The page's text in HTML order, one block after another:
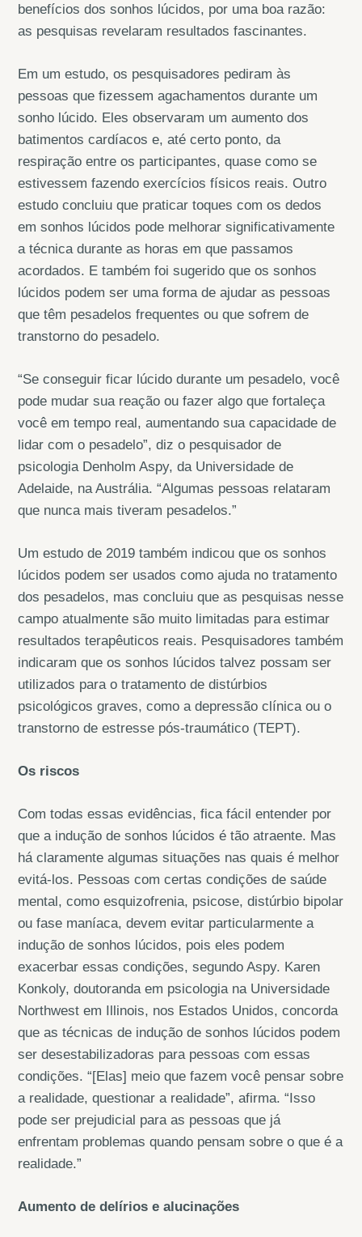
benefícios dos sonhos lúcidos, por uma boa razão:
as pesquisas revelaram resultados fascinantes.
Em um estudo, os pesquisadores pediram às
pessoas que fizessem agachamentos durante um
sonho lúcido. Eles observaram um aumento dos
batimentos cardíacos e, até certo ponto, da
respiração entre os participantes, quase como se
estivessem fazendo exercícios físicos reais. Outro
estudo concluiu que praticar toques com os dedos
em sonhos lúcidos pode melhorar significativamente
a técnica durante as horas em que passamos
acordados. E também foi sugerido que os sonhos
lúcidos podem ser uma forma de ajudar as pessoas
que têm pesadelos frequentes ou que sofrem de
transtorno do pesadelo.
“Se conseguir ficar lúcido durante um pesadelo, você
pode mudar sua reação ou fazer algo que fortaleça
você em tempo real, aumentando sua capacidade de
lidar com o pesadelo”, diz o pesquisador de
psicologia Denholm Aspy, da Universidade de
Adelaide, na Austrália. “Algumas pessoas relataram
que nunca mais tiveram pesadelos.”
Um estudo de 2019 também indicou que os sonhos
lúcidos podem ser usados como ajuda no tratamento
dos pesadelos, mas concluiu que as pesquisas nesse
campo atualmente são muito limitadas para estimar
resultados terapêuticos reais. Pesquisadores também
indicaram que os sonhos lúcidos talvez possam ser
utilizados para o tratamento de distúrbios
psicológicos graves, como a depressão clínica ou o
transtorno de estresse pós-traumático (TEPT).
Os riscos
Com todas essas evidências, fica fácil entender por
que a indução de sonhos lúcidos é tão atraente. Mas
há claramente algumas situações nas quais é melhor
evitá-los. Pessoas com certas condições de saúde
mental, como esquizofrenia, psicose, distúrbio bipolar
ou fase maníaca, devem evitar particularmente a
indução de sonhos lúcidos, pois eles podem
exacerbar essas condições, segundo Aspy. Karen
Konkoly, doutoranda em psicologia na Universidade
Northwest em Illinois, nos Estados Unidos, concorda
que as técnicas de indução de sonhos lúcidos podem
ser desestabilizadoras para pessoas com essas
condições. “[Elas] meio que fazem você pensar sobre
a realidade, questionar a realidade”, afirma. “Isso
pode ser prejudicial para as pessoas que já
enfrentam problemas quando pensam sobre o que é a
realidade.”
Aumento de delírios e alucinações